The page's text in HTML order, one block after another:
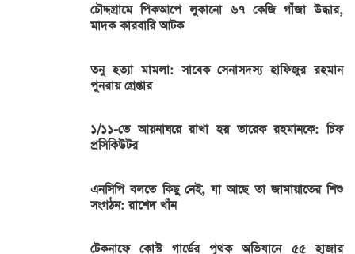
চৌদ্দগ্রামে পিকআপে লুকানো ৬৭ কেজি গাঁজা উদ্ধার,
মাদক কারবারি আটক
তনু হত্যা মামলা: সাবেক সেনাসদস্য হাফিজুর রহমান
পুনরায় গ্রেপ্তার
১/১১-তে আয়নাঘরে রাখা হয় তারেক রহমানকে: চিফ
প্রসিকিউটর
এনসিপি বলতে কিছু নেই, যা আছে তা জামায়াতের শিশু
সংগঠন: রাশেদ খাঁন
টেকনাফে কোস্ট গার্ডের পৃথক অভিযানে ৫৫ হাজার